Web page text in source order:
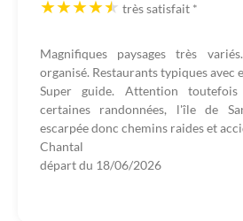
très satisfait *
Magnifiques paysages très
organisé. Restaurants typiques
Super guide. Attention
certaines randonnées, l'île de
escarpée donc chemins raides et
Chantal
départ du 18/06/2026